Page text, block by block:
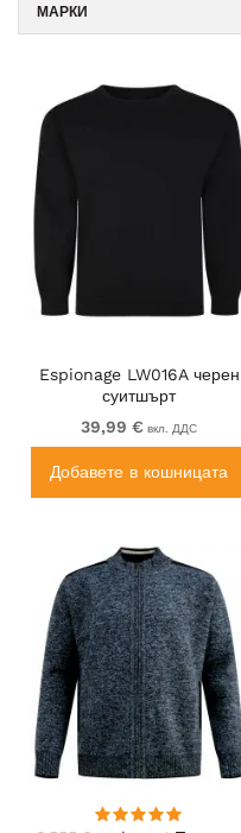
МАРКИ
Espionage LW016A черен
суитшърт
39,99 € вкл. ДДС
Добавете в кошницата